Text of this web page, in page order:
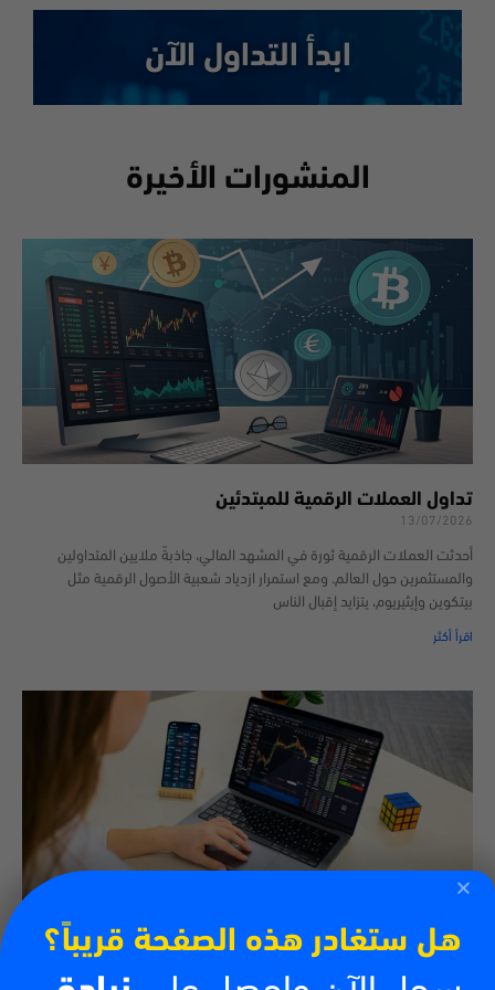
ابدأ التداول الآن
المنشورات الأخيرة
تداول العملات الرقمية للمبتدئين
13/07/2026
أحدثت العملات الرقمية ثورة في المشهد المالي، جاذبةً ملايين المتداولين
والمستثمرين حول العالم. ومع استمرار ازدياد شعبية الأصول الرقمية مثل
بيتكوين وإيثيريوم، يتزايد إقبال الناس
اقرأ أكثر
كيفية تداول العملات الرقمية
13/07/2026
هل ستغادر هذه الصفحة قريباً؟